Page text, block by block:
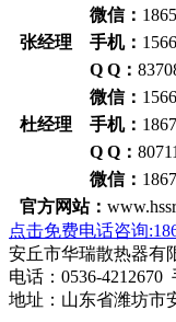
微信：
张经理 手机：
Q Q：
微信：
杜经理 手机：
Q Q：
微信：
官方网站：
点击免费电话咨询
安丘市华瑞散热器有
电话：0536-4212670
地址：山东省潍坊市